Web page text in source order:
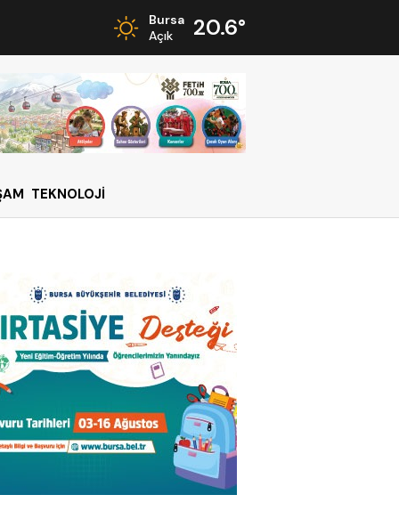
Bursa
Açık
20.6°
TEKNOLOJİ